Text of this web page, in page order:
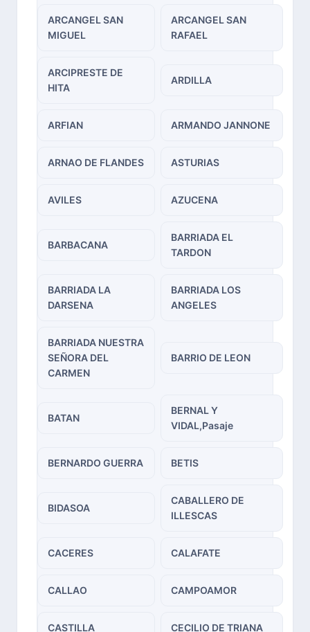
ARCANGEL SAN
MIGUEL
ARCANGEL SAN
RAFAEL
ARCIPRESTE DE
HITA
ARDILLA
ARFIAN ARMANDO JANNONE
ARNAO DE FLANDES ASTURIAS
AVILES AZUCENA
BARBACANA
BARRIADA EL
TARDON
BARRIADA LA
DARSENA
BARRIADA LOS
ANGELES
BARRIADA NUESTRA
SEÑORA DEL
CARMEN
BARRIO DE LEON
BATAN
BERNAL Y
VIDAL,Pasaje
BERNARDO GUERRA BETIS
BIDASOA
CABALLERO DE
ILLESCAS
CACERES CALAFATE
CALLAO CAMPOAMOR
CASTILLA CECILIO DE TRIANA